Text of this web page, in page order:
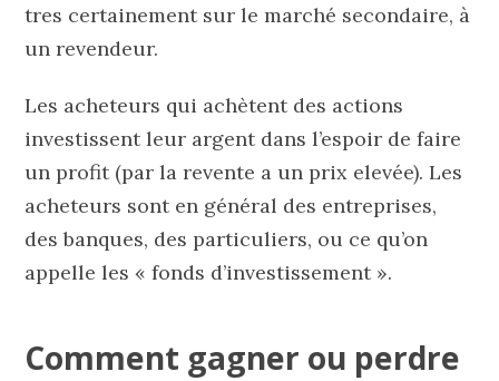
tres certainement sur le marché secondaire, à
un revendeur.
Les acheteurs qui achètent des actions
investissent leur argent dans l’espoir de faire
un profit (par la revente a un prix elevée). Les
acheteurs sont en général des entreprises,
des banques, des particuliers, ou ce qu’on
appelle les « fonds d’investissement ».
Comment gagner ou perdre